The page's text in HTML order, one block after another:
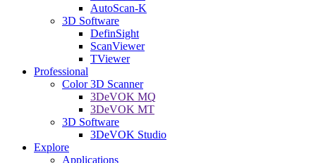
AutoScan-K
3D Software
DefinSight
ScanViewer
TViewer
Professional
Color 3D Scanner
3DeVOK MQ
3DeVOK MT
3D Software
3DeVOK Studio
Explore
Applications